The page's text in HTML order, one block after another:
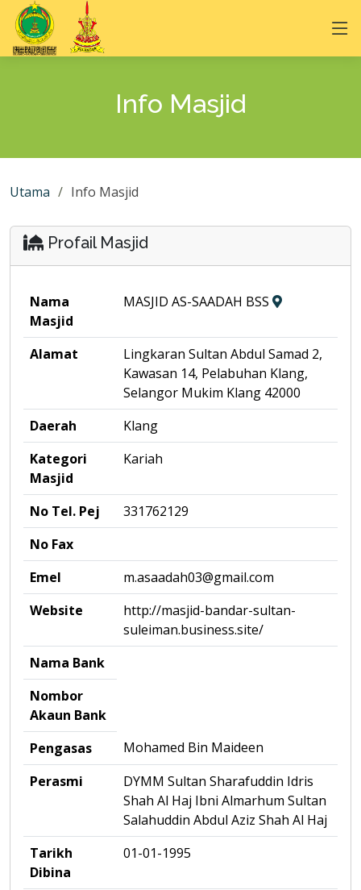
Info Masjid
Utama Info Masjid
Profail Masjid
Nama
Masjid
MASJID AS-SAADAH BSS
Alamat
Lingkaran Sultan Abdul Samad 2,
Kawasan 14, Pelabuhan Klang,
Selangor Mukim Klang 42000
Daerah
Klang
Kategori
Masjid
Kariah
No Tel. Pej
331762129
No Fax
Emel
m.asaadah03@gmail.com
Website
http://masjid-bandar-sultan-
suleiman.business.site/
Nama Bank
Nombor
Akaun Bank
Pengasas
Mohamed Bin Maideen
Perasmi
DYMM Sultan Sharafuddin Idris
Shah Al Haj Ibni Almarhum Sultan
Salahuddin Abdul Aziz Shah Al Haj
Tarikh
Dibina
01-01-1995